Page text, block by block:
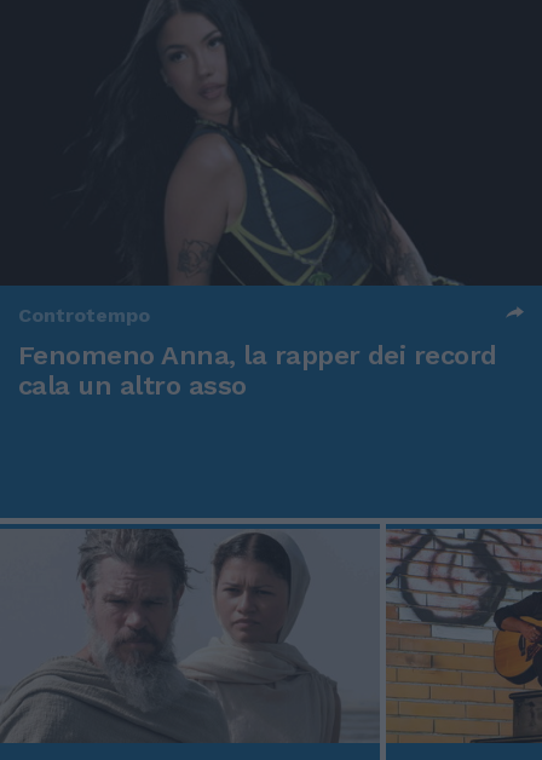
Controtempo
Fenomeno Anna, la rapper dei record
cala un altro asso